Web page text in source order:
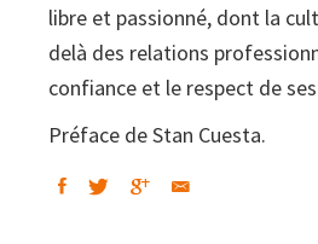
libre et passionné, dont la
delà des relations
confiance et le respect de
Préface de Stan Cuesta.